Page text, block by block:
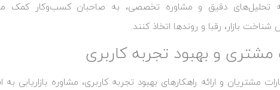
ارائه تحلیل‌های دقیق و مشاوره تخصصی، به صاحبان کسب‌وکار کمک
بازار، رقبا و روندها اتخاذ کنند.
و بهبود تجربه کاربری
مشتریان و ارائه راهکارهای بهبود تجربه کاربری، مشاوره بازاریابی به